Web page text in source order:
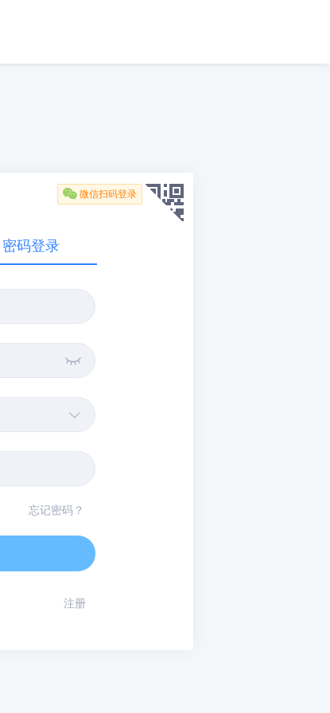
 微信扫码登录
密码登录


忘记密码？
注册